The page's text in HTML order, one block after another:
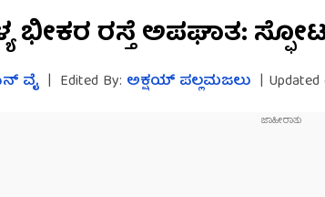
ಭೀಕರ ರಸ್ತೆ ಅಪಘಾತ:
ವೈ | Edited By: ಅಕ್ಷಯ್​ ಪಲ್ಲಮಜಲು​​ | Updated